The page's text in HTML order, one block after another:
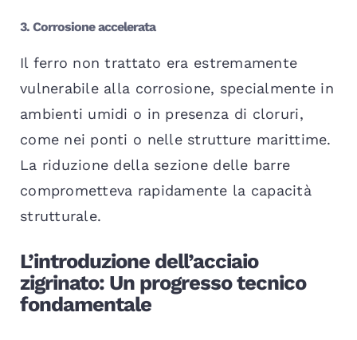
3. Corrosione accelerata
Il ferro non trattato era estremamente
vulnerabile alla corrosione, specialmente in
ambienti umidi o in presenza di cloruri,
come nei ponti o nelle strutture marittime.
La riduzione della sezione delle barre
comprometteva rapidamente la capacità
strutturale.
L’introduzione dell’acciaio
zigrinato: Un progresso tecnico
fondamentale